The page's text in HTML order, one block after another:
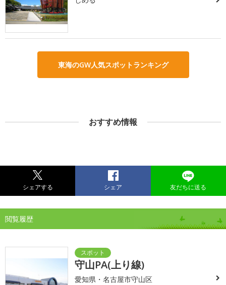
東海のGW人気スポットランキング
おすすめ情報
シェアする シェア 友だちに送る
閲覧履歴
守山PA(上り線)
愛知県・名古屋市守山区